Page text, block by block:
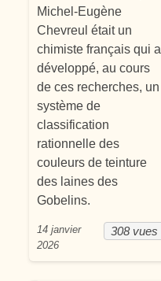
Michel-Eugène
Chevreul était un
chimiste français qui a
développé, au cours
de ces recherches, un
système de
classification
rationnelle des
couleurs de teinture
des laines des
Gobelins.
308 vues
14 janvier
2026